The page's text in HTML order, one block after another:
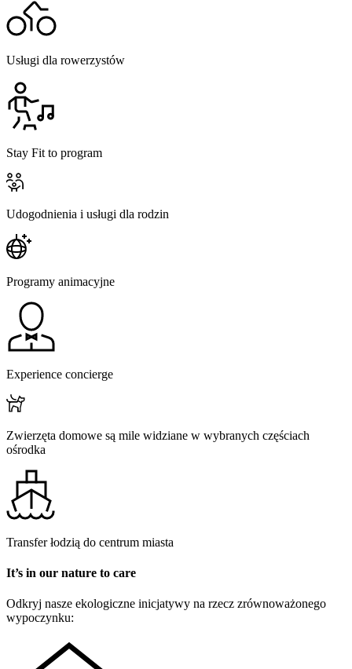
Usługi dla rowerzystów
Stay Fit to program
Udogodnienia i usługi dla rodzin
Programy animacyjne
Experience concierge
Zwierzęta domowe są mile widziane w wybranych częściach
ośrodka
Transfer łodzią do centrum miasta
It’s in our nature to care
Odkryj nasze ekologiczne inicjatywy na rzecz zrównoważonego
wypoczynku: